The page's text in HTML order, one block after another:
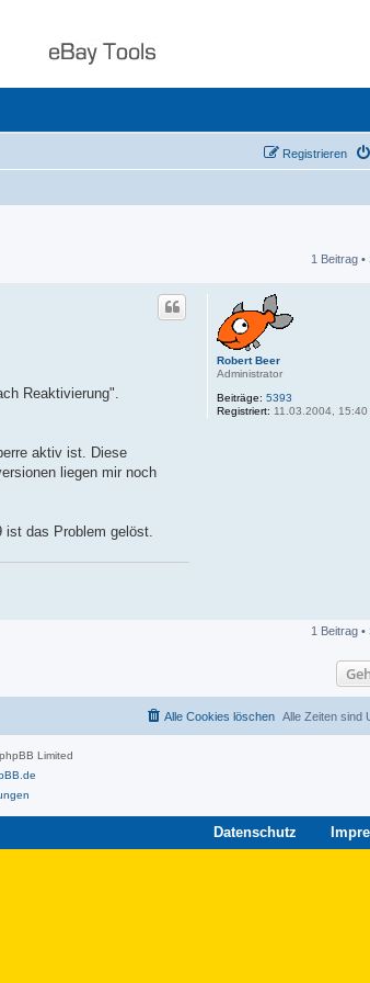
Registrieren
1 Beitrag •
Robert Beer
Administrator
Beiträge: 5393
Registriert: 11.03.2004, 15:40
Reaktivierung".
aktiv ist. Diese
liegen mir noch
ist das Problem gelöst.
1 Beitrag •
Alle Zeiten sind
Alle Cookies löschen
Limited
Datenschutz